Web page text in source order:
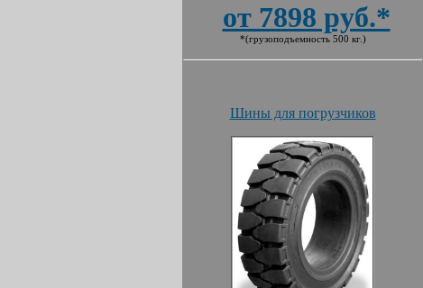
от 7898 руб.*
*(грузоподъемность 500 кг.)
Шины для погрузчиков